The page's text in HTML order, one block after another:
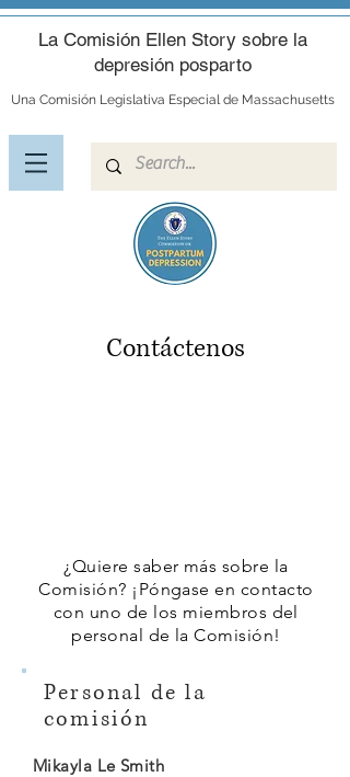
La Comisión Ellen Story sobre la
depresión posparto
Una Comisión Legislativa Especial de Massachusetts
Contáctenos
¿Quiere saber más sobre la
Comisión? ¡Póngase en contacto
con uno de los miembros del
personal de la Comisión!
Personal de la
comisión
Mikayla Le Smith